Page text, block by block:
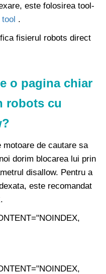
este folosirea tool-
.
fisierul robots direct
o pagina chiar
robots cu
motoare de cautare sa
dorim blocarea lui prin
disallow. Pentru a
este recomandat